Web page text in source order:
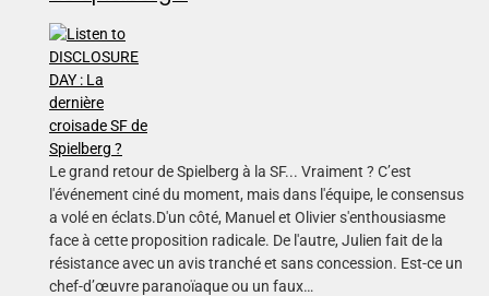
Le grand retour de Spielberg à la SF... Vraiment ? C’est
l'événement ciné du moment, mais dans l'équipe, le consensus
a volé en éclats.D'un côté, Manuel et Olivier s'enthousiasme
face à cette proposition radicale. De l'autre, Julien fait de la
résistance avec un avis tranché et sans concession. Est-ce un
chef-d’œuvre paranoïaque ou un faux…